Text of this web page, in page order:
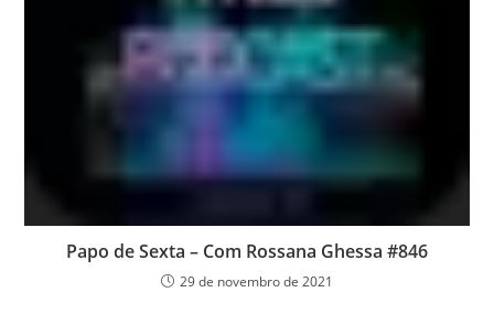
Papo de Sexta – Com Rossana Ghessa #846
29 de novembro de 2021